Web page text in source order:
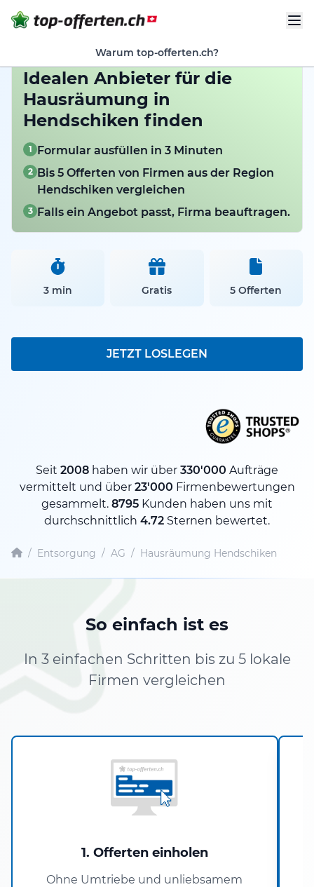
Warum top-offerten.ch?
Idealen Anbieter für die
Hausräumung in
Hendschiken finden
1 Formular ausfüllen in 3 Minuten
2 Bis 5 Offerten von Firmen aus der Region
Hendschiken vergleichen
3 Falls ein Angebot passt, Firma beauftragen.
3 min Gratis 5 Offerten
JETZT LOSLEGEN
Seit 2008 haben wir über 330'000 Aufträge
vermittelt und über 23'000 Firmenbewertungen
gesammelt. 8795 Kunden haben uns mit
durchschnittlich 4.72 Sternen bewertet.
/ Entsorgung / AG / Hausräumung Hendschiken
So einfach ist es
In 3 einfachen Schritten bis zu 5 lokale
Firmen vergleichen
1. Offerten einholen
Ohne Umtriebe und unliebsamem